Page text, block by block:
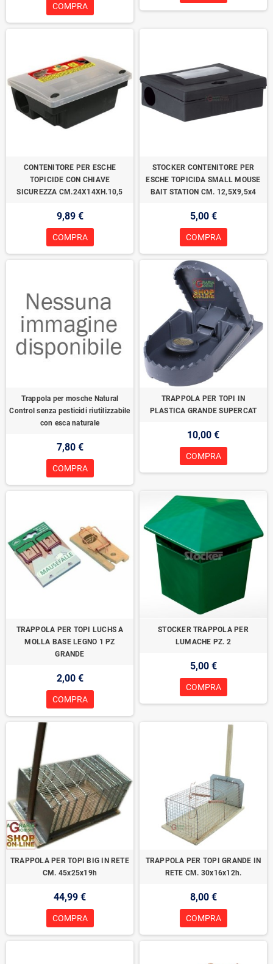
COMPRA
CONTENITORE PER ESCHE
TOPICIDE CON CHIAVE
SICUREZZA CM.24X14XH.10,5
9,89 €
COMPRA
STOCKER CONTENITORE PER
ESCHE TOPICIDA SMALL MOUSE
BAIT STATION CM. 12,5X9,5x4
5,00 €
COMPRA
Trappola per mosche Natural
Control senza pesticidi riutilizzabile
con esca naturale
7,80 €
COMPRA
TRAPPOLA PER TOPI IN
PLASTICA GRANDE SUPERCAT
10,00 €
COMPRA
TRAPPOLA PER TOPI LUCHS A
MOLLA BASE LEGNO 1 PZ
GRANDE
2,00 €
COMPRA
STOCKER TRAPPOLA PER
LUMACHE PZ. 2
5,00 €
COMPRA
TRAPPOLA PER TOPI BIG IN RETE
CM. 45x25x19h
44,99 €
COMPRA
TRAPPOLA PER TOPI GRANDE IN
RETE CM. 30x16x12h.
8,00 €
COMPRA